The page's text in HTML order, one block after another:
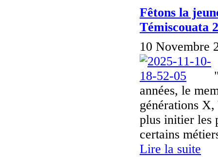
Fêtons la
Témiscouata
10 Novembre
années, le
générations
plus initier les
certains
Lire la suite